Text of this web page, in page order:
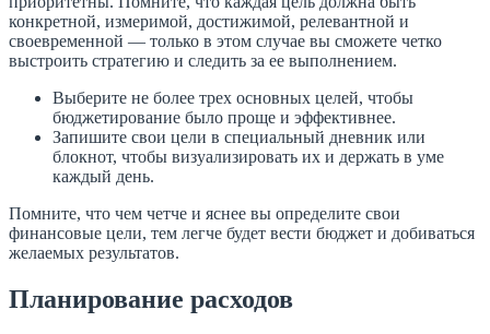
конкретной, измеримой, достижимой, релевантной и
своевременной — только в этом случае вы сможете четко
выстроить стратегию и следить за ее выполнением.
Выберите не более трех основных целей, чтобы
бюджетирование было проще и эффективнее.
Запишите свои цели в специальный дневник или
блокнот, чтобы визуализировать их и держать в уме
каждый день.
Помните, что чем четче и яснее вы определите свои
финансовые цели, тем легче будет вести бюджет и добиваться
желаемых результатов.
Планирование расходов